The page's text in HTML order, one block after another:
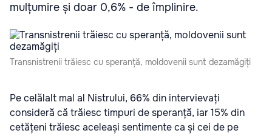
mulțumire și doar 0,6% - de împlinire.
Transnistrenii trăiesc cu speranță, moldovenii sunt dezamăgiți
Pe celălalt mal al Nistrului, 66% din intervievați
consideră că trăiesc timpuri de speranță, iar 15% din
cetățeni trăiesc aceleași sentimente ca și cei de pe